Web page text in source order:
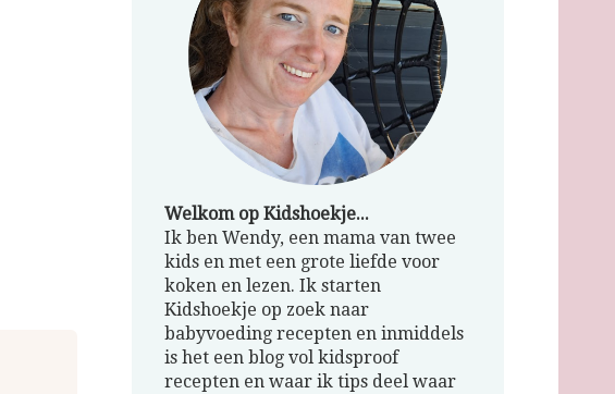
Welkom op Kidshoekje...
Ik ben Wendy, een mama van twee
kids en met een grote liefde voor
koken en lezen. Ik starten
Kidshoekje op zoek naar
babyvoeding recepten en inmiddels
is het een blog vol kidsproof
recepten en waar ik tips deel waar